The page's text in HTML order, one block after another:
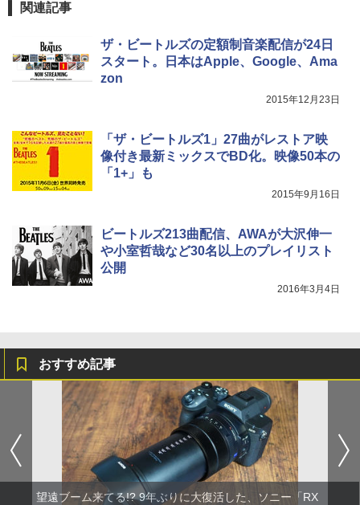
関連記事
ザ・ビートルズの定額制音楽配信が24日
スタート。日本はApple、Google、Ama
zon
2015年12月23日
「ザ・ビートルズ1」27曲がレストア映
像付き最新ミックスでBD化。映像50本の
「1+」も
2015年9月16日
ビートルズ213曲配信、AWAが大沢伸一
や小室哲哉など30名以上のプレイリスト
公開
2016年3月4日
おすすめ記事
望遠ブーム来てる!? 9年ぶりに大復活した、ソニー「RX